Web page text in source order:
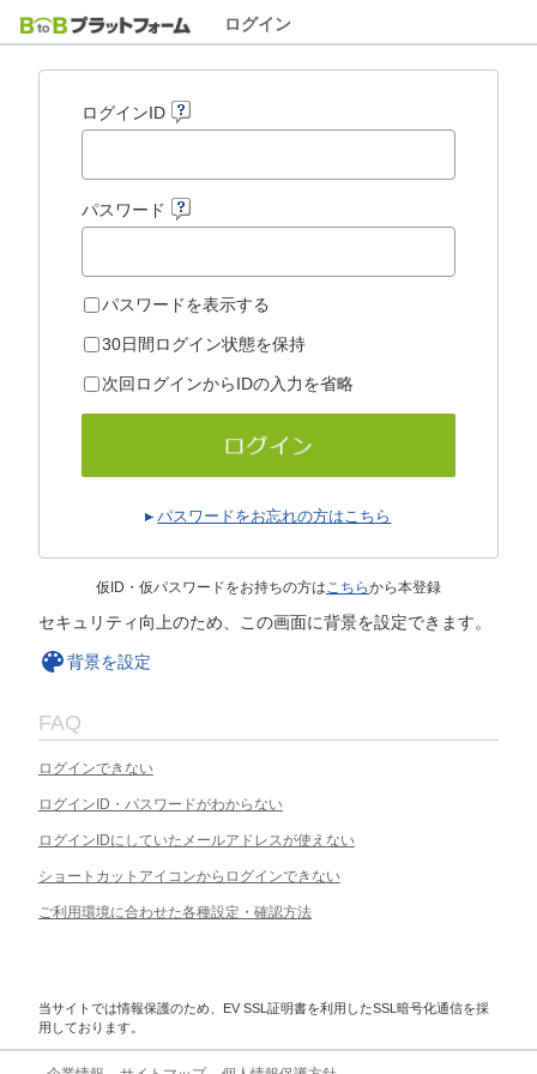
ログイン
ログインID
パスワード
パスワードを表示する
30日間ログイン状態を保持
次回ログインからIDの入力を省略
パスワードをお忘れの方はこちら
仮ID・仮パスワードをお持ちの方はこちらから本登録
セキュリティ向上のため、この画面に背景を設定できます。
背景を設定
FAQ
ログインできない
ログインID・パスワードがわからない
ログインIDにしていたメールアドレスが使えない
ショートカットアイコンからログインできない
ご利用環境に合わせた各種設定・確認方法
当サイトでは情報保護のため、EV SSL証明書を利用したSSL暗号化通信を採
用しております。